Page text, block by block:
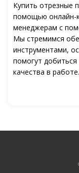
Купить отрезные
помощью онлайн-
менеджерам с
Мы стремимся
инструментами,
помогут
качества в работе.